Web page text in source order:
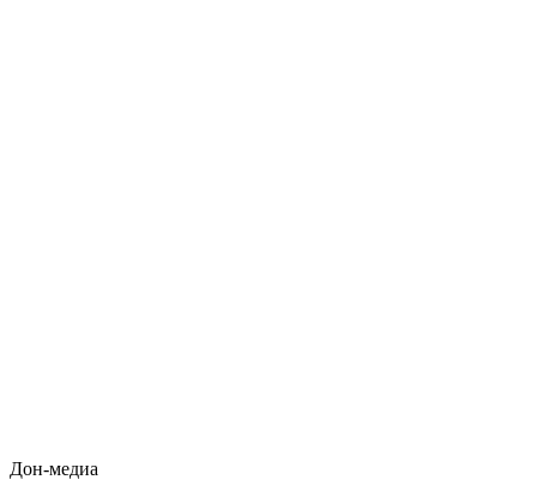
Дон-медиа